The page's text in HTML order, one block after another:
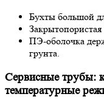
Бухты большой
ПЭ-оболочка
грунта.
Сервисные трубы:
температурные